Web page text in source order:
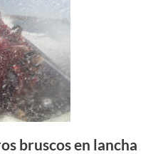
bruscos en lancha